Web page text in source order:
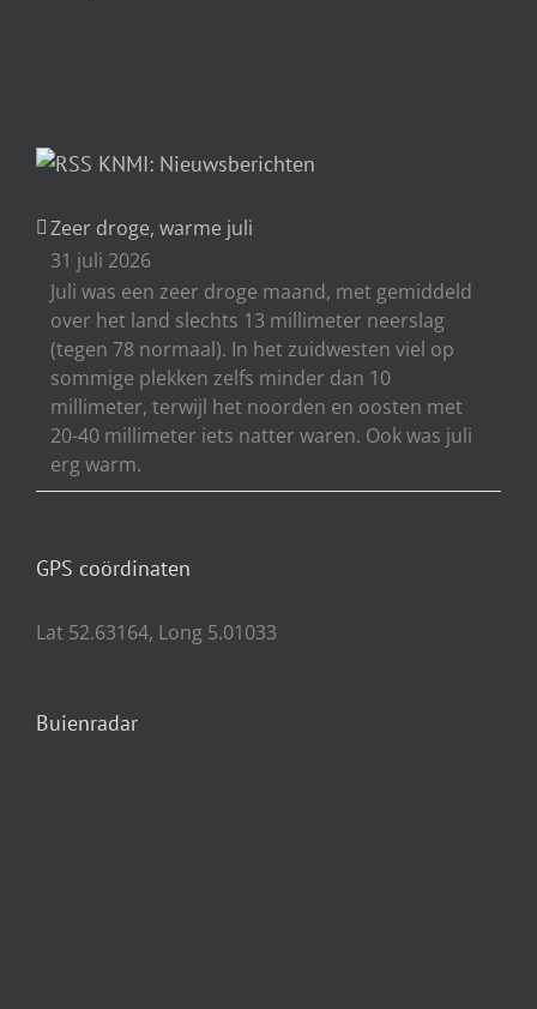
KNMI: Nieuwsberichten
Zeer droge, warme juli
31 juli 2026
Juli was een zeer droge maand, met gemiddeld
over het land slechts 13 millimeter neerslag
(tegen 78 normaal). In het zuidwesten viel op
sommige plekken zelfs minder dan 10
millimeter, terwijl het noorden en oosten met
20-40 millimeter iets natter waren. Ook was juli
erg warm.
GPS coördinaten
Lat 52.63164, Long 5.01033
Buienradar